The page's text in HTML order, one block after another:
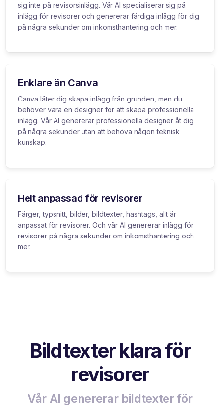
sig inte på revisorsinlägg. Vår AI specialiserar sig på
inlägg för revisorer och genererar färdiga inlägg för dig
på några sekunder om inkomsthantering och mer.
Enklare än Canva
Canva låter dig skapa inlägg från grunden, men du
behöver vara en designer för att skapa professionella
inlägg. Vår AI genererar professionella designer åt dig
på några sekunder utan att behöva någon teknisk
kunskap.
Helt anpassad för revisorer
Färger, typsnitt, bilder, bildtexter, hashtags, allt är
anpassat för revisorer. Och vår AI genererar inlägg för
revisorer på några sekunder om inkomsthantering och
mer.
Bildtexter klara för
revisorer
Vår AI genererar bildtexter för